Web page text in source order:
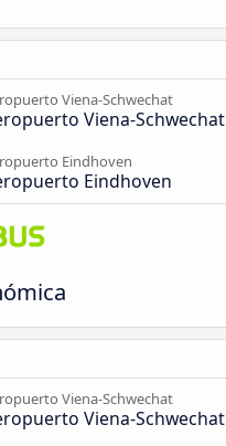
Viena-Schwechat
Viena-Schwechat
Eindhoven
Eindhoven
Viena-Schwechat
Viena-Schwechat